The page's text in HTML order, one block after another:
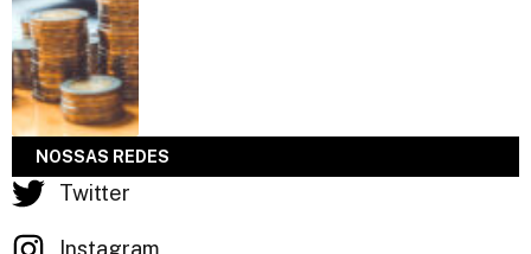
NOSSAS REDES
Twitter
Instagram